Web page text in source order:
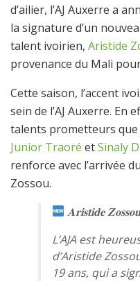
d’ailier, l’AJ Auxerre a
la signature d’un
talent ivoirien, Aristide
provenance du Mali
Cette saison, l’accent
sein de l’AJ Auxerre. En
talents prometteurs que
Junior Traoré etSinaly
renforce avec l’arrivée
Zossou.
𝐀𝐫𝐢𝐬𝐭𝐢𝐝𝐞
L’AJA est
d’Aristide
19 ans, qui a